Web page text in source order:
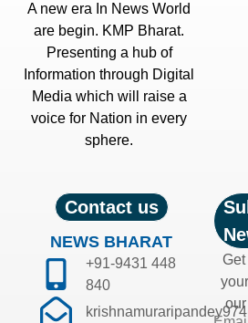
A new era In News World
are begin. KMP Bharat.
Presenting a hub of
Information through Digital
Media which will raise a
voice for Nation in every
sphere.
Contact us
NEWS BHARAT
+91-9431 448
840